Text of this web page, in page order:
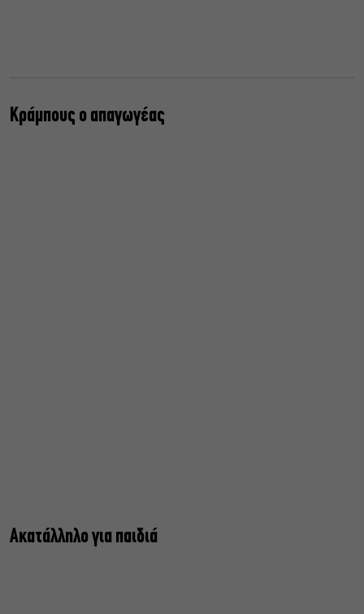
Κράμπους ο απαγωγέας
Ακατάλληλο για παιδιά